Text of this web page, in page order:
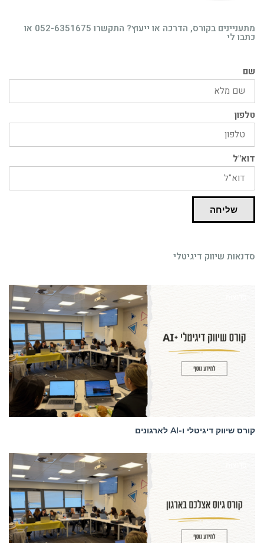
מתעניינים בקורס, הדרכה או ייעוץ? התקשרו 052-6351675 או
כתבו לי
שם
טלפון
דוא"ל
שליחה
סדנאות שיווק דיגיטלי
קורס שיווק דיגיטלי ו-AI לארגונים
רוצה לקבל מידע בדוא"ל מידע על קורסים וסדנאות